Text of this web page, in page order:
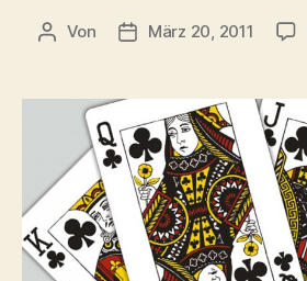
Beitragsautor
Von März 20, 2011